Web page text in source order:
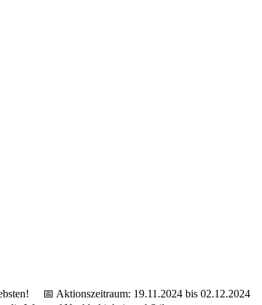
📅 Aktionszeitraum: 19.11.2024 bis 02.12.2024